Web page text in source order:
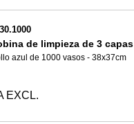
de limpieza de 3 capas
azul de 1000 vasos - 38x37cm
EXCL.